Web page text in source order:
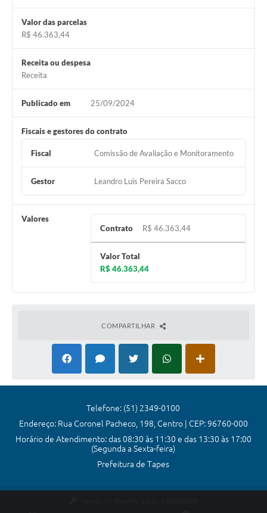
SIC
Diário Oficial
Servidor
Valor das parcelas
R$ 46.363,44
Receita ou despesa
Receita
Publicado em 25/09/2024
Fiscais e gestores do contrato
Fiscal Comissão de Avaliação e Monitoramento
Gestor Leandro Luis Pereira Sacco
Valores
Contrato
R$ 46.363,44
Valor Total
R$ 46.363,44
COMPARTILHAR
Telefone: (51) 2349-0100
Endereço: Rua Coronel Pacheco, 198, Centro | CEP: 96760-000
Horário de Atendimento: das 08:30 às 11:30 e das 13:30 às 17:00
(Segunda a Sexta-feira)
Prefeitura de Tapes